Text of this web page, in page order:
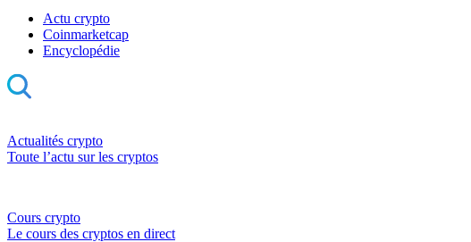
Actu crypto
Coinmarketcap
Encyclopédie
Actualités crypto
Toute l’actu sur les cryptos
Cours crypto
Le cours des cryptos en direct